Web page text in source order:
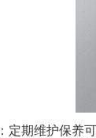
期维护保养可